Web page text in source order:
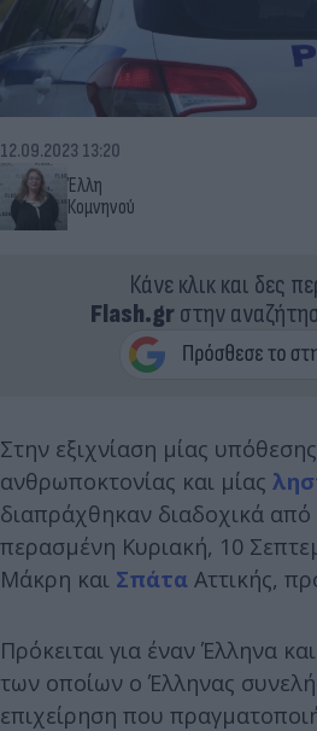
Έλλη
Κομνηνού
12.09.2023 13:20
Κάνε κλικ και δες
Flash.grστην
Στην εξιχνίαση μίας
ανθρωποκτονίας και μίας
διαπράχθηκαν διαδοχικά
περασμένη Κυριακή, 10
Μάκρη και Σπάτα Αττικής,
Πρόκειται για έναν Έλληνα
των οποίων ο Έλληνας
επιχείρηση που